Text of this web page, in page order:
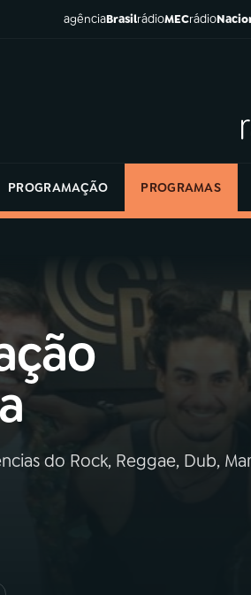
agênciaBrasilrádioMECrádio
PROGRAMAÇÃO PROGRAMAS
Buscar
do Rock, Reggae, Dub,